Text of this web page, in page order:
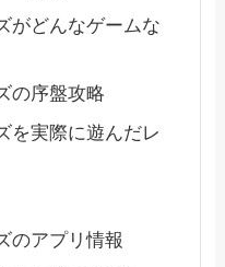
がどんなゲームな
の序盤攻略
を実際に遊んだレ
のアプリ情報